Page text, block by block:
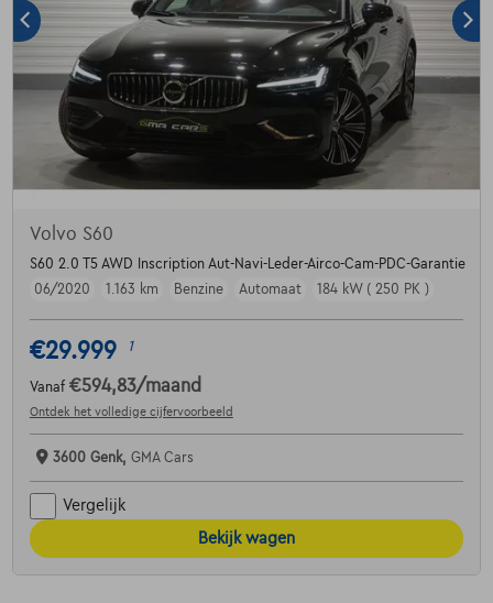
Volvo S60
S60 2.0 T5 AWD Inscription Aut-Navi-Leder-Airco-Cam-PDC-Garantie
06/2020
1.163 km Benzine Automaat 184 kW ( 250 PK )
€29.999 1
Vanaf €594,83/maand
Ontdek het volledige cijfervoorbeeld
3600 Genk, GMA Cars
Vergelijk
Bekijk wagen